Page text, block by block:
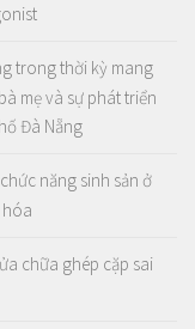
trong thời kỳ mang
mẹ và sự phát triển
Đà Nẵng
năng sinh sản ở
chữa ghép cặp sai